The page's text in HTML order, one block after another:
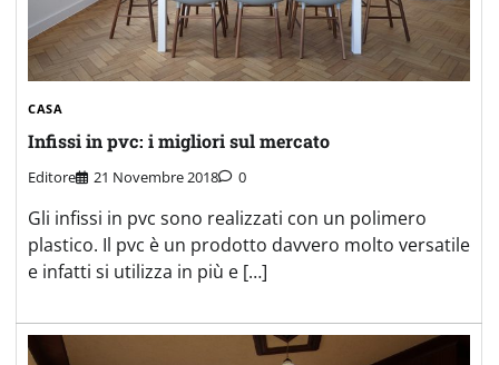
CASA
Infissi in pvc: i migliori sul mercato
Editore 21 Novembre 2018 0
Gli infissi in pvc sono realizzati con un polimero
plastico. Il pvc è un prodotto davvero molto versatile
e infatti si utilizza in più e […]